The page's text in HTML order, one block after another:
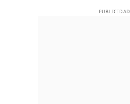
PUBLICIDAD